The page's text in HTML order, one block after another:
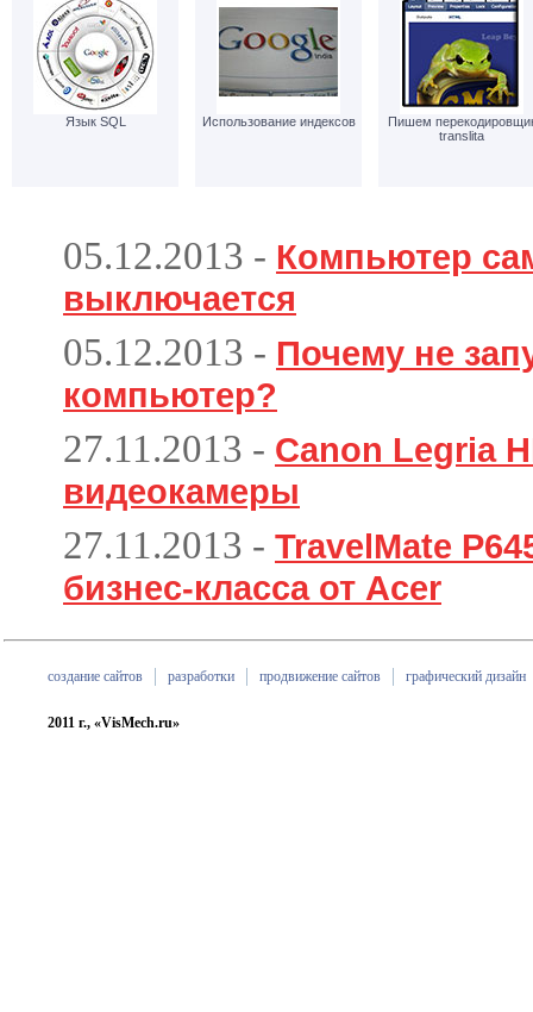
Язык SQL Использование индексов
Пишем
translita
05.12.2013 - Компьютер
выключается
05.12.2013 - Почему не
компьютер?
27.11.2013 - Canon Legria
видеокамеры
27.11.2013 - TravelMate
бизнес-класса от Acer
создание сайтов разработки продвижение сайтов графический дизайн
2011 г., «VisMech.ru»